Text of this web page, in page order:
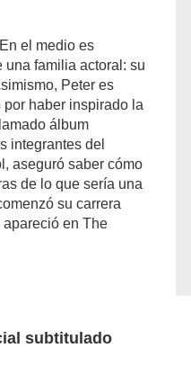
el medio es
una familia actoral: su
Peter es
haber inspirado la
álbum
integrantes del
aseguró saber cómo
de lo que sería una
su carrera
apareció en The
subtitulado